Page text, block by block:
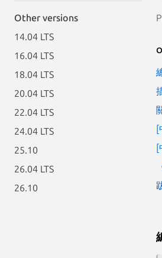
Other versions
14.04 LTS
16.04 LTS
18.04 LTS
20.04 LTS
22.04 LTS
24.04 LTS
25.10
26.04 LTS
26.10
[
[